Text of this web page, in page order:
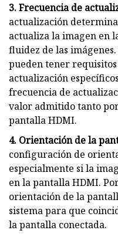
3. Frecuencia de
actualización
actualiza la imagen en
fluidez de las
pueden tener
actualización
frecuencia de
valor admitido tanto
pantalla HDMI.
4. Orientación de la
configuración de
especialmente si la
en la pantalla HDMI.
orientación de la
sistema para que
la pantalla conectada.